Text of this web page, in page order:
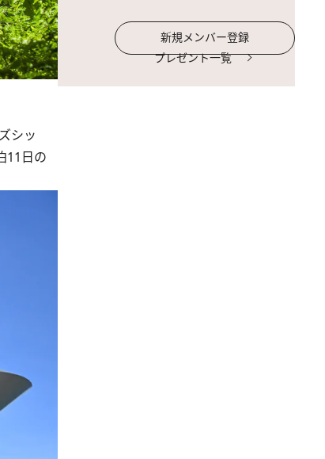
シッ
11日の
新規メンバー登録
プレゼント一覧